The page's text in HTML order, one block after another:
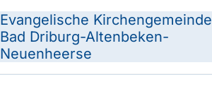
Evangelische Kirchengemeinde
Bad Driburg-Altenbeken-
Neuenheerse